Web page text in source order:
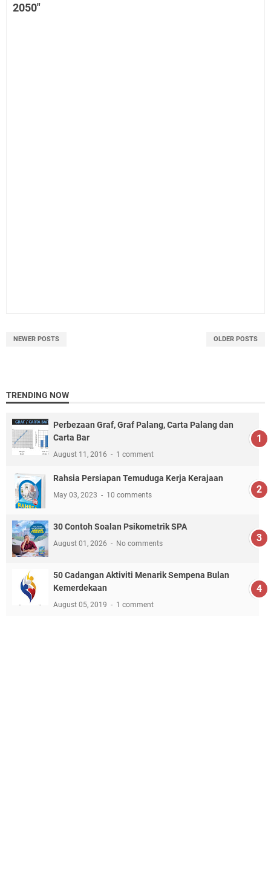
2050"
NEWER POSTS OLDER POSTS
TRENDING NOW
Perbezaan Graf, Graf Palang, Carta Palang dan
Carta Bar
August 11, 2016 1 comment
Rahsia Persiapan Temuduga Kerja Kerajaan
May 03, 2023 10 comments
30 Contoh Soalan Psikometrik SPA
August 01, 2026 No comments
50 Cadangan Aktiviti Menarik Sempena Bulan
Kemerdekaan
August 05, 2019 1 comment